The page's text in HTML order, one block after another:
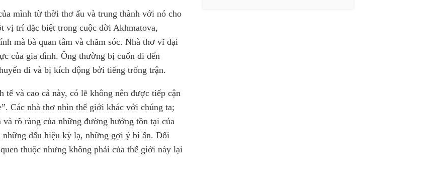
mình từ thời thơ ấu và trung thành với nó cho
vị trí đặc biệt trong cuộc đời Akhmatova,
mà bà quan tâm và chăm sóc. Nhà thơ vĩ đại
của gia đình. Ông thường bị cuốn đi đến
đi và bị kích động bởi tiếng trống trận.
và cao cả này, có lẽ không nên được tiếp cận
Các nhà thơ nhìn thế giới khác với chúng ta;
rõ ràng của những đường hướng tồn tại của
dấu hiệu kỳ lạ, những gợi ý bí ẩn. Đối
thuộc nhưng không phải của thế giới này lại